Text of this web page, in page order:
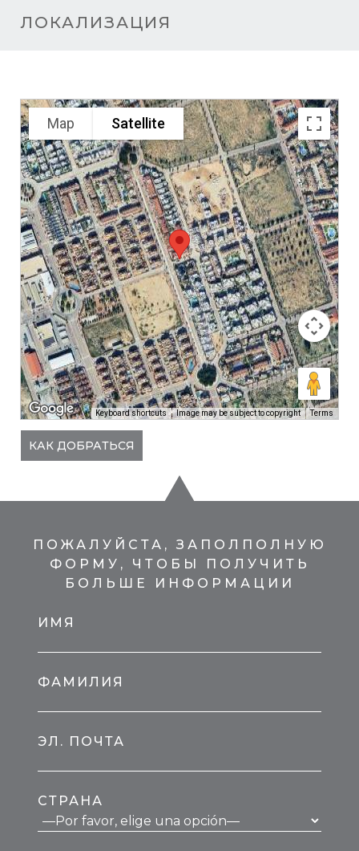
ЛОКАЛИЗАЦИЯ
Map Satellite
Keyboard shortcuts Image may be subject to copyright Terms
КАК ДОБРАТЬСЯ
ПОЖАЛУЙСТА, ЗАПОЛПОЛНУЮ
ФОРМУ, ЧТОБЫ ПОЛУЧИТЬ
БОЛЬШЕ ИНФОРМАЦИИ
ИМЯ
ФАМИЛИЯ
ЭЛ. ПОЧТА
СТРАНА